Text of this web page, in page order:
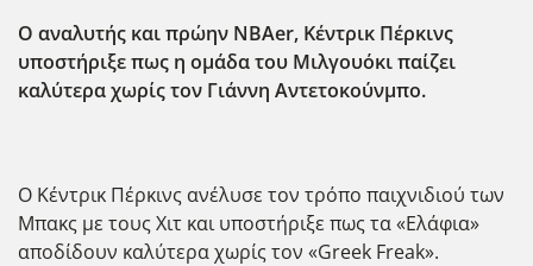
Ο αναλυτής και πρώην ΝΒΑer, Κέντρικ Πέρκινς
υποστήριξε πως η ομάδα του Μιλγουόκι παίζει
καλύτερα χωρίς τον Γιάννη Αντετοκούνμπο.
Ο Κέντρικ Πέρκινς ανέλυσε τον τρόπο παιχνιδιού των
Μπακς με τους Χιτ και υποστήριξε πως τα «Ελάφια»
αποδίδουν καλύτερα χωρίς τον «Greek Freak».